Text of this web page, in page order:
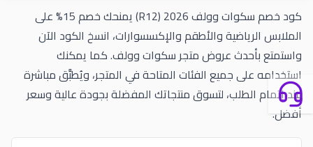
كود خصم سكوات وولف 2026 (R12) يمنحك خصم 15% على
الملابس الرياضية والأطقم والإكسسوارات، انسخ الكود الآن
واستمتع بأحدث عروض متجر سكوات وولف. كما يمكنك
استخدامه على جميع الفئات المتاحة في المتجر، ويُطبَّق مباشرة
عند إتمام الطلب، لتسوق منتجاتك المفضلة بجودة عالية وسعر
أفضل.